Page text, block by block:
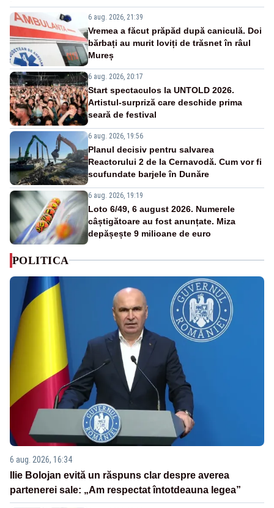
6 aug. 2026, 21:39
Vremea a făcut prăpăd după caniculă. Doi
bărbați au murit loviți de trăsnet în râul
Mureș
6 aug. 2026, 20:17
Start spectaculos la UNTOLD 2026.
Artistul-surpriză care deschide prima
seară de festival
6 aug. 2026, 19:56
Planul decisiv pentru salvarea
Reactorului 2 de la Cernavodă. Cum vor fi
scufundate barjele în Dunăre
6 aug. 2026, 19:19
Loto 6/49, 6 august 2026. Numerele
câștigătoare au fost anunțate. Miza
depășește 9 milioane de euro
POLITICA
6 aug. 2026, 16:34
Ilie Bolojan evită un răspuns clar despre averea
partenerei sale: „Am respectat întotdeauna legea”